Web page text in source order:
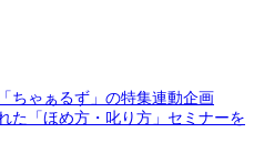
ちゃぁるず」の特集連動企画
た「ほめ方・叱り方」セミナーを